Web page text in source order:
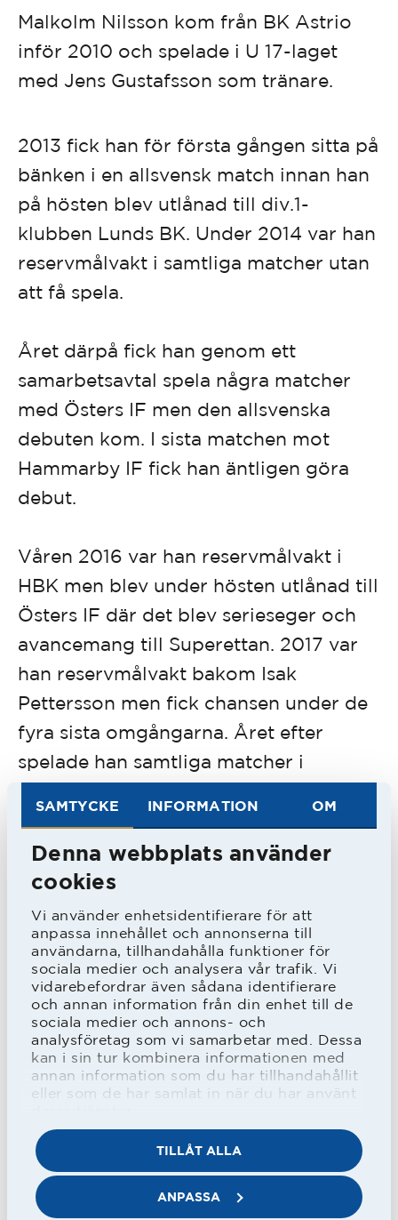
SAMTYCKE INFORMATION OM
Denna webbplats använder
cookies
Vi använder enhetsidentifierare för att
anpassa innehållet och annonserna till
användarna, tillhandahålla funktioner för
sociala medier och analysera vår trafik. Vi
vidarebefordrar även sådana identifierare
och annan information från din enhet till de
sociala medier och annons- och
analysföretag som vi samarbetar med. Dessa
kan i sin tur kombinera informationen med
annan information som du har tillhandahållit
eller som de har samlat in när du har använt
TILLÅT ALLA
ANPASSA
Malkolm Nilsson kom från BK Astrio
inför 2010 och spelade i U 17-laget
med Jens Gustafsson som tränare.
2013 fick han för första gången sitta på
bänken i en allsvensk match innan han
på hösten blev utlånad till div.1-
klubben Lunds BK. Under 2014 var han
reservmålvakt i samtliga matcher utan
att få spela.
Året därpå fick han genom ett
samarbetsavtal spela några matcher
med Östers IF men den allsvenska
debuten kom. I sista matchen mot
Hammarby IF fick han äntligen göra
debut.
Våren 2016 var han reservmålvakt i
HBK men blev under hösten utlånad till
Östers IF där det blev serieseger och
avancemang till Superettan. 2017 var
han reservmålvakt bakom Isak
Pettersson men fick chansen under de
fyra sista omgångarna. Året efter
spelade han samtliga matcher i
Malkolm Nilsson Säfqvist var ordinarie
i HBK under många år och höll hela 19
nollor 2020 i Superettan. Han blev
målskytt 2022 borta mot Västerås SK i
Superettan när han nickade in en
kvittering till 2-2 på hörna. Tyvärr fick
han ta en paus hösten 2023 p.g.a. sin
hälsa.
spela med Djurgårdens IF där han
dock haft skadeproblem.